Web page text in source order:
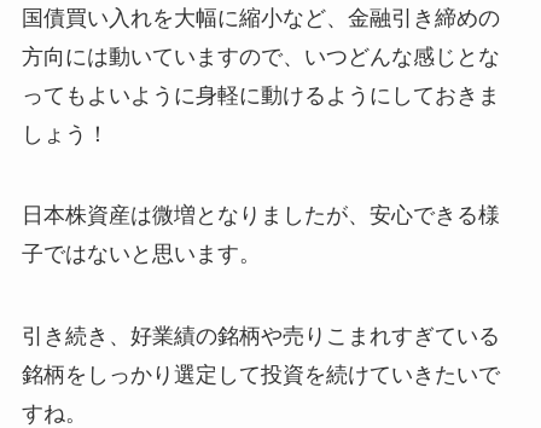
国債買い入れを大幅に縮小など、金融引き締めの
方向には動いていますので、いつどんな感じとな
ってもよいように身軽に動けるようにしておきま
しょう！
日本株資産は微増となりましたが、安心できる様
子ではないと思います。
引き続き、好業績の銘柄や売りこまれすぎている
銘柄をしっかり選定して投資を続けていきたいで
すね。